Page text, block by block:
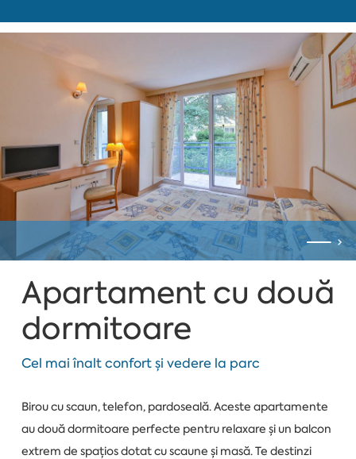
Apartament cu două
dormitoare
Cel mai înalt confort și vedere la parc
Birou cu scaun, telefon, pardoseală. Aceste apartamente
au două dormitoare perfecte pentru relaxare și un balcon
extrem de spațios dotat cu scaune și masă. Te destinzi